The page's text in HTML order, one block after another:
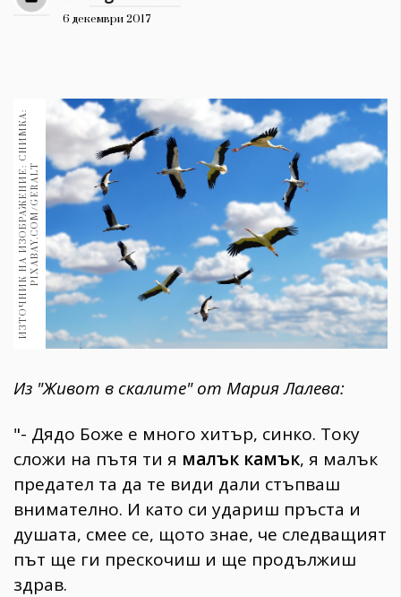
Дизайн
Книги
30+ 1970
Гурме 1709
Пътувай
237
Здраве
Gentlemen
382
1816
ПОСЛЕДВАЙТЕ
НИ
6 декември 2017
И
З
Т
О
Ч
Н
И
К
Н
А
И
З
О
Б
Р
А
Ж
Е
Н
И
Е
:
С
Н
И
М
К
А
:
P
I
X
A
B
A
Y
.
C
O
M
/
G
E
R
A
LT
Из "Живот в скалите" от Мария Лалева:
"- Дядо Боже е много хитър, синко. Току
сложи на пътя ти я малък камък, я малък
предател та да те види дали стъпваш
внимателно. И като си удариш пръста и
душата, смее се, щото знае, че следващият
път ще ги прескочиш и ще продължиш
здрав.